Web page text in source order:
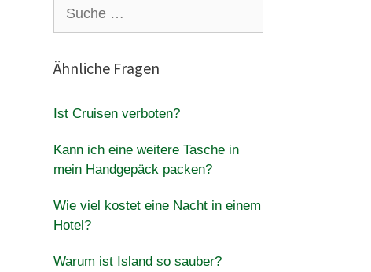
nach:
Ähnliche Fragen
Ist Cruisen verboten?
Kann ich eine weitere Tasche in
mein Handgepäck packen?
Wie viel kostet eine Nacht in einem
Hotel?
Warum ist Island so sauber?